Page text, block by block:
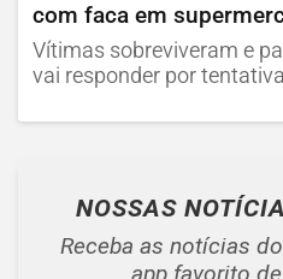
com faca em
Vítimas sobreviveram e
vai responder por
NOSSAS
Receba as notícias